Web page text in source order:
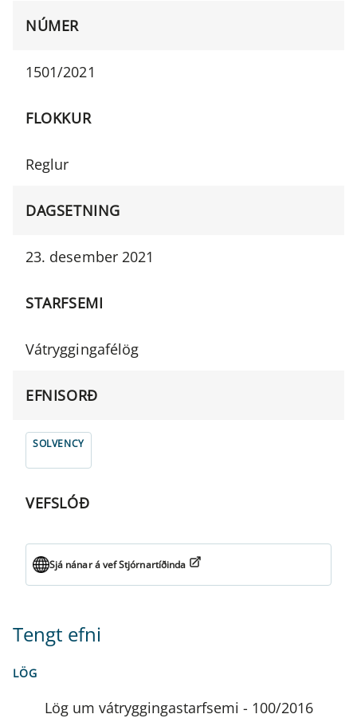
NÚMER
1501/2021
FLOKKUR
Reglur
DAGSETNING
23. desember 2021
STARFSEMI
Vátryggingafélög
EFNISORÐ
SOLVENCY
VEFSLÓÐ
Sjá nánar á vef Stjórnartíðinda
Tengt efni
LÖG
Lög um vátryggingastarfsemi - 100/2016